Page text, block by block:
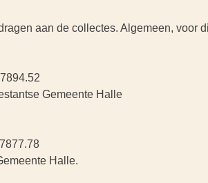
aan de collectes. Algemeen, voor
Gemeente Halle
Halle.